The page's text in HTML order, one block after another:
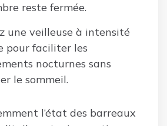
reste fermée.
une veilleuse à intensité
pour faciliter les
nocturnes sans
le sommeil.
l’état des barreaux